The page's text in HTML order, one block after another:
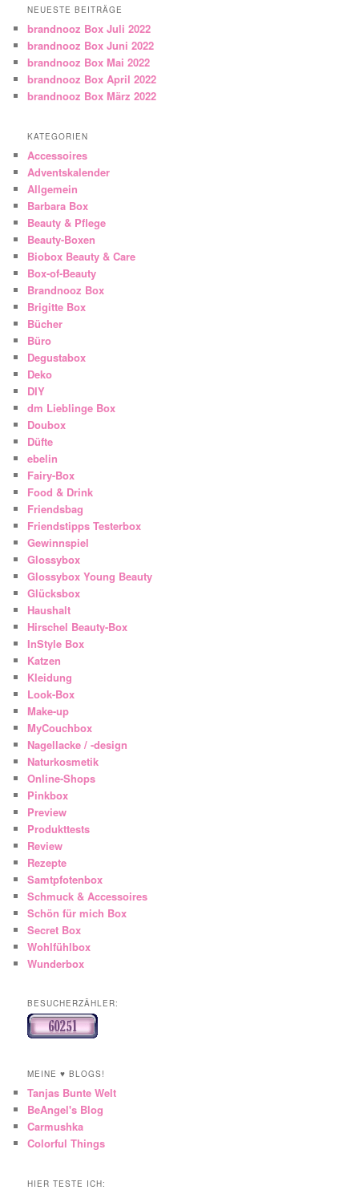
NEUESTE BEITRÄGE
brandnooz Box Juli 2022
brandnooz Box Juni 2022
brandnooz Box Mai 2022
brandnooz Box April 2022
brandnooz Box März 2022
KATEGORIEN
Accessoires
Adventskalender
Allgemein
Barbara Box
Beauty & Pflege
Beauty-Boxen
Biobox Beauty & Care
Box-of-Beauty
Brandnooz Box
Brigitte Box
Bücher
Büro
Degustabox
Deko
DIY
dm Lieblinge Box
Doubox
Düfte
ebelin
Fairy-Box
Food & Drink
Friendsbag
Friendstipps Testerbox
Gewinnspiel
Glossybox
Glossybox Young Beauty
Glücksbox
Haushalt
Hirschel Beauty-Box
InStyle Box
Katzen
Kleidung
Look-Box
Make-up
MyCouchbox
Nagellacke / -design
Naturkosmetik
Online-Shops
Pinkbox
Preview
Produkttests
Review
Rezepte
Samtpfotenbox
Schmuck & Accessoires
Schön für mich Box
Secret Box
Wohlfühlbox
Wunderbox
BESUCHERZÄHLER:
MEINE ♥ BLOGS!
Tanjas Bunte Welt
BeAngel's Blog
Carmushka
Colorful Things
HIER TESTE ICH: